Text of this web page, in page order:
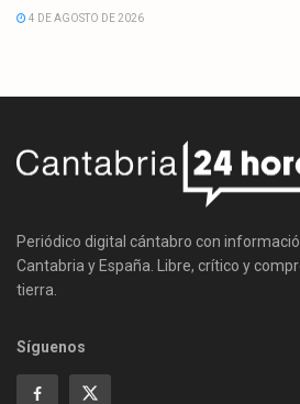
4 DE AGOSTO DE 2026
Periódico digital cántabro con
Cantabria y España. Libre, crítico y
tierra.
Síguenos